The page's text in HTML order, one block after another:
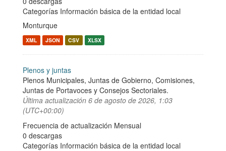
Categorías Información básica de la entidad local
Monturque
XML JSON CSV XLSX
Plenos y juntas
Plenos Municipales, Juntas de Gobierno, Comisiones,
Juntas de Portavoces y Consejos Sectoriales.
Última actualización 6 de agosto de 2026, 1:03
(UTC+00:00)
Frecuencia de actualización Mensual
0 descargas
Categorías Información básica de la entidad local